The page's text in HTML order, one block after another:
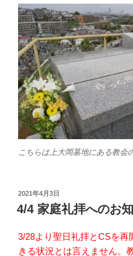
こちらは上大岡墓地にある教会
投
稿
日:
2021年4月3日
4/4 家庭礼拝へのお
3/28より聖日礼拝とCSを
きる状況とは言えません。